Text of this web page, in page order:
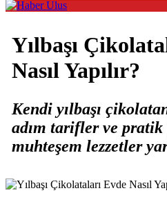
Yılbaşı
Nasıl Yapılır?
Kendi yılbaşı
adım tarifler ve
muhteşem lezzetler